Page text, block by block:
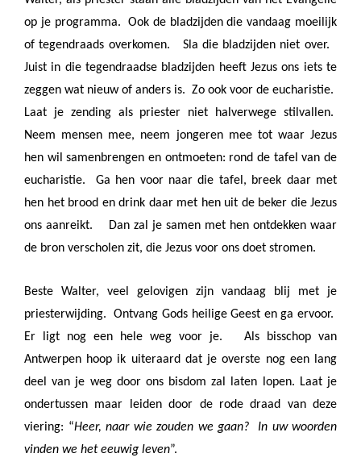
op je programma.
Ook de bladzijden die vandaag moeilijk
of tegendraads overkomen.
Sla die bladzijden niet over.
Juist in die tegendraadse bladzijden heeft Jezus ons iets te
zeggen wat nieuw of anders is. Zo ook voor de eucharistie.
Laat je zending als priester niet halverwege stilvallen.
Neem mensen mee, neem jongeren mee tot waar Jezus
hen wil samenbrengen en ontmoeten: rond de tafel van de
eucharistie.
Ga hen voor naar die tafel, breek daar met
hen het brood en drink daar met hen uit de beker die Jezus
ons aanreikt.
Dan zal je samen met hen ontdekken waar
de bron verscholen zit, die Jezus voor ons doet stromen.
Beste Walter, veel gelovigen zijn vandaag blij met je
priesterwijding.
Ontvang Gods heilige Geest en ga ervoor.
Er ligt nog een hele weg voor je.
Als bisschop van
Antwerpen hoop ik uiteraard dat je overste nog een lang
deel van je weg door ons bisdom zal laten lopen. Laat je
ondertussen maar leiden door de rode draad van deze
viering: “Heer, naar wie zouden we gaan?
In uw woorden
vinden we het eeuwig leven”.